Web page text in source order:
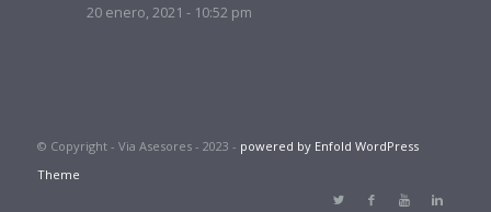
20 enero, 2021 - 10:52 pm
© Copyright - Via Asesores - 2023 - powered by Enfold WordPress
Theme